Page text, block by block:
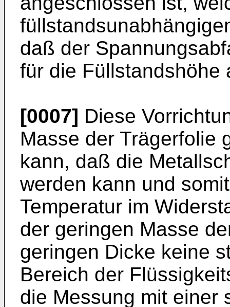
daß der
für die Füllstandshöhe
[0007] Diese
Masse der Trägerfolie
kann, daß die
werden kann und
Temperatur im
der geringen Masse
geringen Dicke keine
Bereich der
die Messung mit einer